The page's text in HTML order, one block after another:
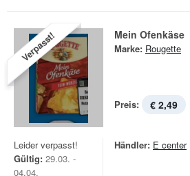
Verpasst! Mein Ofenkäse
Marke: Rougette
Preis: € 2,49
Leider verpasst!
Gültig: 29.03. -
04.04.
Händler: E center